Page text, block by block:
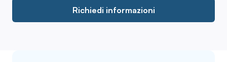
Richiedi informazioni